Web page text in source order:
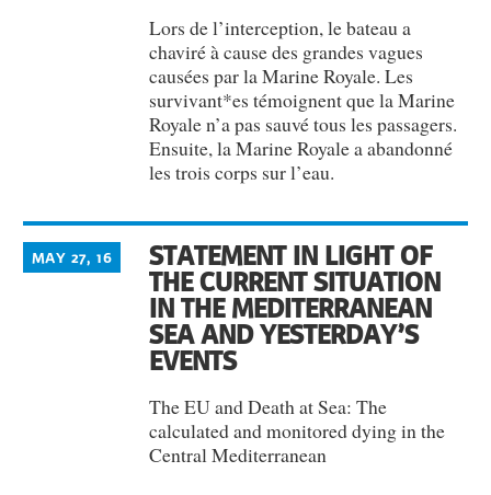
Lors de l’interception, le bateau a
chaviré à cause des grandes vagues
causées par la Marine Royale. Les
survivant*es témoignent que la Marine
Royale n’a pas sauvé tous les passagers.
Ensuite, la Marine Royale a abandonné
les trois corps sur l’eau.
STATEMENT IN LIGHT OF
THE CURRENT SITUATION
IN THE MEDITERRANEAN
SEA AND YESTERDAY’S
EVENTS
MAY 27, 16
The EU and Death at Sea: The
calculated and monitored dying in the
Central Mediterranean